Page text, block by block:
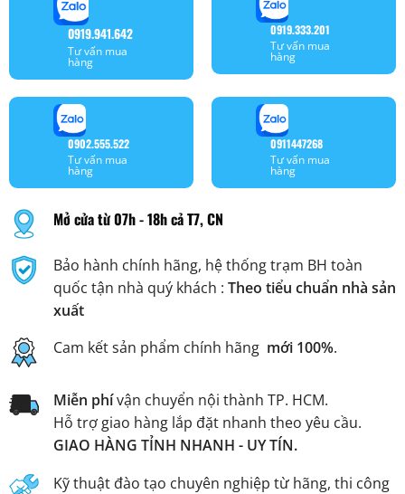
0919.941.642
Tư vấn mua
hàng
0919.333.201
Tư vấn mua
hàng
0902.555.522
Tư vấn mua
hàng
0911447268
Tư vấn mua
hàng
Mở cửa từ 07h - 18h cả T7, CN
Bảo hành chính hãng, hệ thống trạm BH toàn
quốc tận nhà quý khách : Theo tiểu chuẩn nhà sản
xuất
Cam kết sản phẩm chính hãng mới 100%.
Miễn phívận chuyển nội thành TP. HCM.
Hỗ trợ giao hàng lắp đặt nhanh theo yêu cầu.
GIAO HÀNG TỈNH NHANH - UY TÍN.
Kỹ thuật đào tạo chuyên nghiệp từ hãng, thi công